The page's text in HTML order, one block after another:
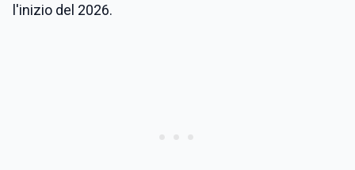
l'inizio del 2026.